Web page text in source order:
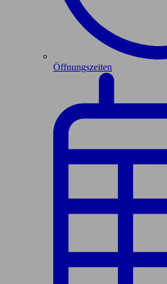
Öffnungszeiten